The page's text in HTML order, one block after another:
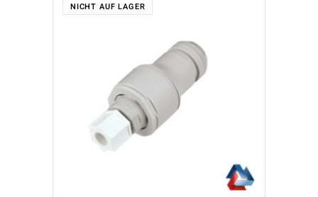
NICHT AUF LAGER
WEITERLESEN